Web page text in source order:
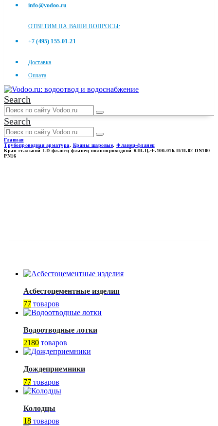
info@vodoo.ru
ОТВЕТИМ НА ВАШИ ВОПРОСЫ:
+7 (495) 155-01-21
Доставка
Оплата
Search
Search
Главная
Трубопроводная арматура, Краны шаровые, Фланец-фланец
Кран стальной LD фланец-фланец полнопроходной КШ.Ц.Ф.100.016.П/П.02 DN100
PN16
Асбестоцементные изделия
77 товаров
Водоотводные лотки
2180 товаров
Дождеприемники
77 товаров
Колодцы
18 товаров